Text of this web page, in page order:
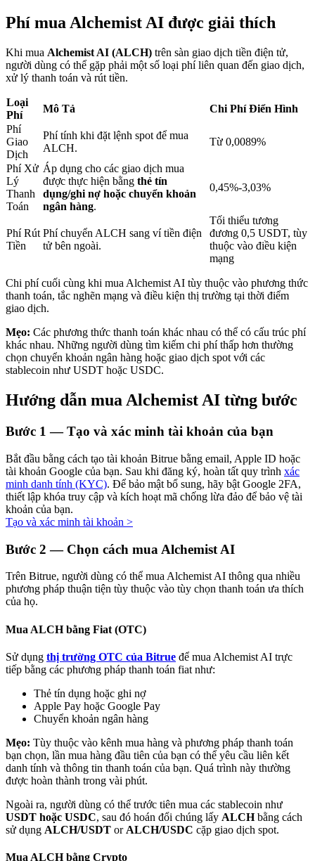
Đầu tư độc quyền cho người nắm giữ BTR
Khoản vay
Dịch vụ vay được hỗ trợ bằng tiền điện tử
Đầu tư cố định và quản lý tài chính
Tận hưởng việc quản lý tài chính hiện tại và thu nhập lâu dài
Staking 101
Tìm hiểu về kiếm thu nhập thụ động
Bitrue
AI
Đối tác Bitrue
Đối tác Bitrue
Phí mua Alchemist AI được giải thích
Khi mua Alchemist AI (ALCH) trên sàn giao dịch tiền điện tử,
người dùng có thể gặp phải một số loại phí liên quan đến giao dịch,
xử lý thanh toán và rút tiền.
Loại
Phí
Mô Tả
Chi Phí Điển Hình
Phí
Giao
Dịch
Phí tính khi đặt lệnh spot để mua
ALCH.
Từ 0,0089%
Phí Xử
Lý
Thanh
Toán
Áp dụng cho các giao dịch mua
được thực hiện bằng thẻ tín
dụng/ghi nợ hoặc chuyển khoản
ngân hàng.
0,45%-3,03%
Phí Rút
Tiền
Phí chuyển ALCH sang ví tiền điện
tử bên ngoài.
Tối thiểu tương
đương 0,5 USDT, tùy
thuộc vào điều kiện
mạng
Chi phí cuối cùng khi mua Alchemist AI tùy thuộc vào phương thức
thanh toán, tắc nghẽn mạng và điều kiện thị trường tại thời điểm
giao dịch.
Mẹo: Các phương thức thanh toán khác nhau có thể có cấu trúc phí
khác nhau. Những người dùng tìm kiếm chi phí thấp hơn thường
chọn chuyển khoản ngân hàng hoặc giao dịch spot với các
stablecoin như USDT hoặc USDC.
Hướng dẫn mua Alchemist AI từng bước
Bước 1 —Tạo và xác minh tài khoản của bạn
Bắt đầu bằng cách tạo tài khoản Bitrue bằng email, Apple ID hoặc
tài khoản Google của bạn. Sau khi đăng ký, hoàn tất quy trình xác
minh danh tính (KYC). Để bảo mật bổ sung, hãy bật Google 2FA,
thiết lập khóa truy cập và kích hoạt mã chống lừa đảo để bảo vệ tài
khoản của bạn.
Tạo và xác minh tài khoản >
Bước 2 — Chọn cách mua Alchemist AI
Trên Bitrue, người dùng có thể mua Alchemist AI thông qua nhiều
phương pháp thuận tiện tùy thuộc vào tùy chọn thanh toán ưa thích
của họ.
Mua ALCH bằng Fiat (OTC)
Sử dụng thị trường OTC của Bitrue để mua Alchemist AI trực
tiếp bằng các phương pháp thanh toán fiat như:
Thẻ tín dụng hoặc ghi nợ
Apple Pay hoặc Google Pay
Chuyển khoản ngân hàng
Mẹo: Tùy thuộc vào kênh mua hàng và phương pháp thanh toán
bạn chọn, lần mua hàng đầu tiên của bạn có thể yêu cầu liên kết
danh tính và thông tin thanh toán của bạn. Quá trình này thường
được hoàn thành trong vài phút.
Ngoài ra, người dùng có thể trước tiên mua các stablecoin như
USDT hoặc USDC, sau đó hoán đổi chúng lấy ALCHbằng cách
sử dụng ALCH/USDT or ALCH/USDC cặp giao dịch spot.
Mua ALCH bằng Crypto